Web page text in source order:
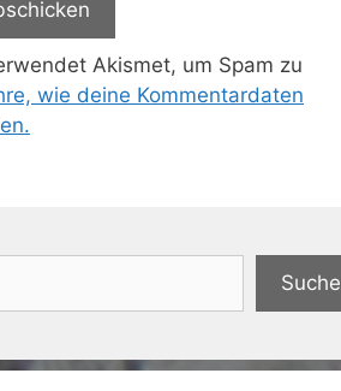
Akismet, um Spam zu
wie deine Kommentardaten